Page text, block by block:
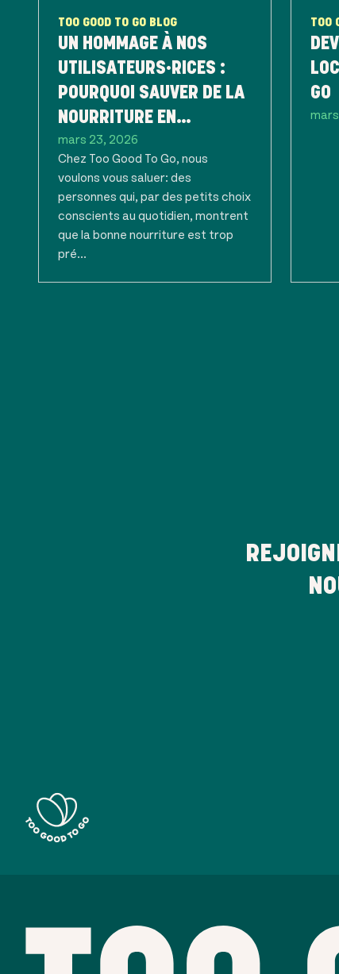
TOO GOOD TO GO BLOG
UN HOMMAGE À NOS
UTILISATEURS·RICES :
POURQUOI SAUVER DE LA
NOURRITURE EN
BELGIQUE, C’EST
PRENDRE SOIN DE CE QUI
EST PRÉCIEUX
mars 23, 2026
Chez Too Good To Go, nous
voulons vous saluer: des
personnes qui, par des petits choix
conscients au quotidien, montrent
que la bonne nourriture est trop
pré...
TOO
GO